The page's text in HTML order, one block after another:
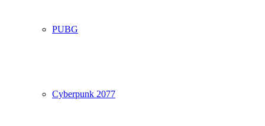
PUBG
Cyberpunk 2077